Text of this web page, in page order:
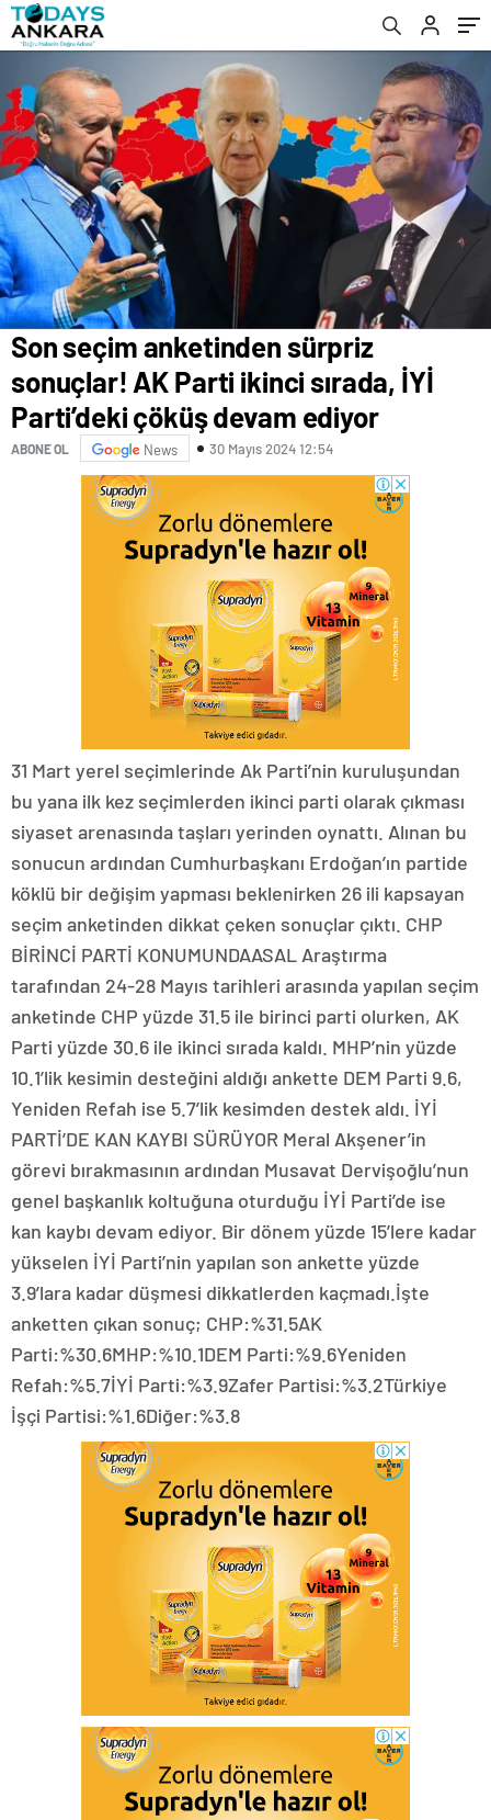
ediyor
Son seçim anketinden sürpriz
sonuçlar! AK Parti ikinci sırada, İYİ
Parti’deki çöküş devam ediyor
ABONE OL News 30 Mayıs 2024 12:54
31 Mart yerel seçimlerinde Ak Parti’nin kuruluşundan
bu yana ilk kez seçimlerden ikinci parti olarak çıkması
siyaset arenasında taşları yerinden oynattı. Alınan bu
sonucun ardından Cumhurbaşkanı Erdoğan’ın partide
köklü bir değişim yapması beklenirken 26 ili kapsayan
seçim anketinden dikkat çeken sonuçlar çıktı. CHP
BİRİNCİ PARTİ KONUMUNDAASAL Araştırma
tarafından 24-28 Mayıs tarihleri arasında yapılan seçim
anketinde CHP yüzde 31.5 ile birinci parti olurken, AK
Parti yüzde 30.6 ile ikinci sırada kaldı. MHP’nin yüzde
10.1’lik kesimin desteğini aldığı ankette DEM Parti 9.6,
Yeniden Refah ise 5.7’lik kesimden destek aldı. İYİ
PARTİ’DE KAN KAYBI SÜRÜYOR Meral Akşener’in
görevi bırakmasının ardından Musavat Dervişoğlu’nun
genel başkanlık koltuğuna oturduğu İYİ Parti’de ise
kan kaybı devam ediyor. Bir dönem yüzde 15’lere kadar
yükselen İYİ Parti’nin yapılan son ankette yüzde
3.9’lara kadar düşmesi dikkatlerden kaçmadı.İşte
anketten çıkan sonuç; CHP:%31.5AK
Parti:%30.6MHP:%10.1DEM Parti:%9.6Yeniden
Refah:%5.7İYİ Parti:%3.9Zafer Partisi:%3.2Türkiye
İşçi Partisi:%1.6Diğer:%3.8
hattı devreye girdi